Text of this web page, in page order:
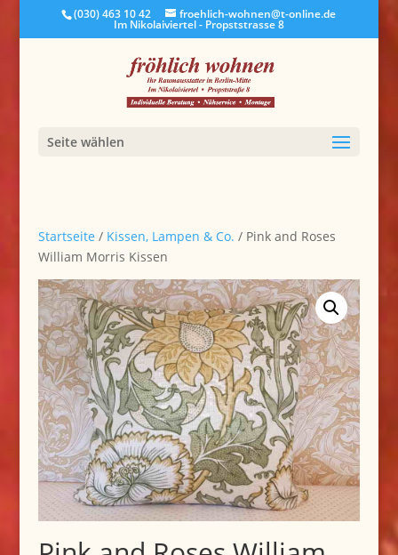
(030) 463 10 42 froehlich-wohnen@t-online.de
Im Nikolaiviertel - Propststrasse 8
Seite wählen
Startseite / Kissen, Lampen & Co. / Pink and Roses
William Morris Kissen